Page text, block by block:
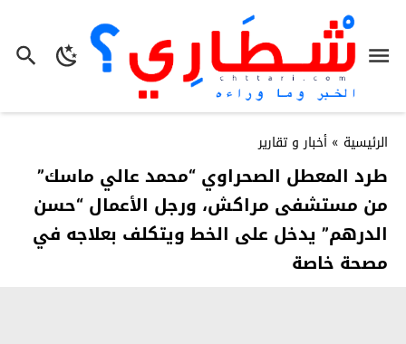
الرئيسية » أخبار و تقارير
طرد المعطل الصحراوي “محمد عالي ماسك”
من مستشفى مراكش، ورجل الأعمال “حسن
الدرهم” يدخل على الخط ويتكلف بعلاجه في
مصحة خاصة